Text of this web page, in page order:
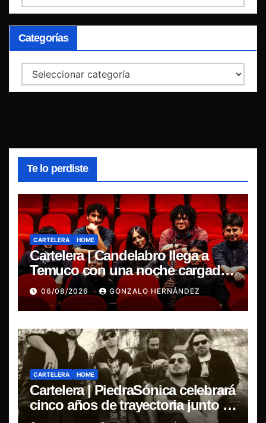
Categorías
Categorías
Te lo perdiste
CARTELERA HOME
Cartelera | Candelabro llega a
Temuco con una noche cargada
de indie
06/08/2026 GONZALO HERNÁNDEZ
CARTELERA HOME
Cartelera | PiedraSónica celebrará
cinco años de trayectoria junto a
The Ganjas en el Bar de René